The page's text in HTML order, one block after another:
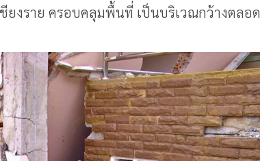
ยงราย ครอบคลุมพื้นที่ เป็นบริเวณกว้างตลอด